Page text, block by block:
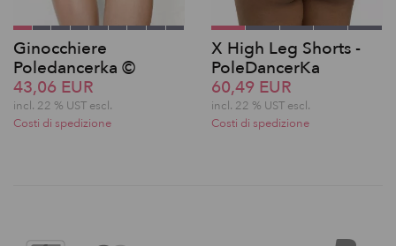
Ginocchiere
Poledancerka ©
43,06 EUR
incl. 22 % UST escl.
Costi di spedizione
X High Leg Shorts -
PoleDancerKa
60,49 EUR
incl. 22 % UST escl.
Costi di spedizione